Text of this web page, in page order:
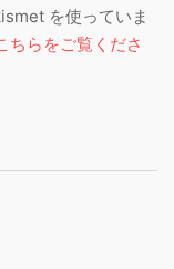
を使っていま
ちらをご覧くださ